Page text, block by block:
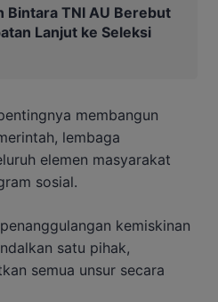
Bintara TNI AU Berebut
Lanjut ke Seleksi
membangun
lembaga
elemen masyarakat
sosial.
kemiskinan
satu pihak,
semua unsur secara